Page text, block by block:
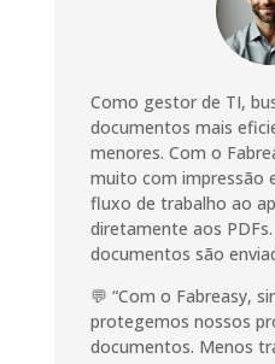
Como gestor de TI,
documentos mais
menores. Com o
muito com impressão
fluxo de trabalho ao
diretamente aos
documentos são
💬 “Com o Fabreasy,
protegemos nossos
documentos. Menos